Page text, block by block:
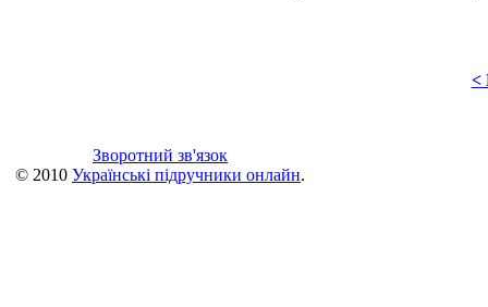
<
Зворотний зв'язок
© 2010 Українські підручники онлайн.